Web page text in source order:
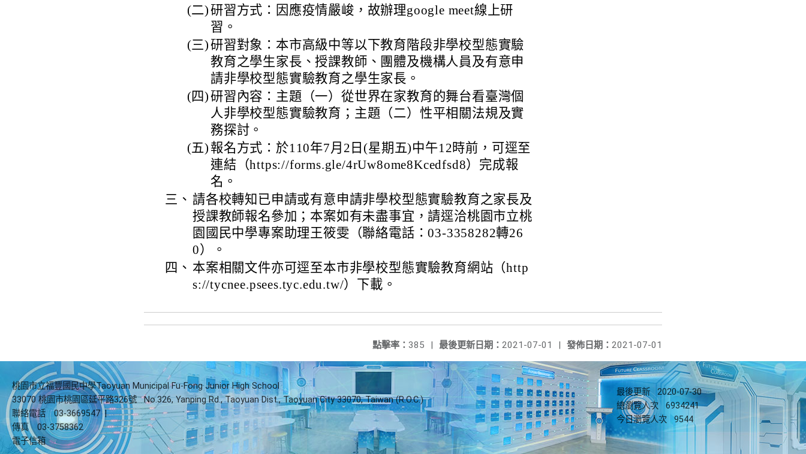
(二)研習方式：因應疫情嚴峻，故辦理google meet線上研
習。
(三)研習對象：本市高級中等以下教育階段非學校型態實驗
教育之學生家長、授課教師、團體及機構人員及有意申
請非學校型態實驗教育之學生家長。
(四)研習內容：主題（一）從世界在家教育的舞台看臺灣個
人非學校型態實驗教育；主題（二）性平相關法規及實
務探討。
(五) 報名方式：於110年7月2日(星期五)中午12時前，可逕至
連結（https://forms.gle/4rUw8ome8Kcedfsd8）完成報
名。
三、 請各校轉知已申請或有意申請非學校型態實驗教育之家長及
授課教師報名參加；本案如有未盡事宜，請逕洽桃園市立桃
園國民中學專案助理王筱雯（聯絡電話：03-3358282轉26
0）。
四、 本案相關文件亦可逕至本市非學校型態實驗教育網站（http
s://tycnee.psees.tyc.edu.tw/）下載。
發佈日期： 2021-07-01
最後更新日期： 2021-07-01 |
點擊率： 385 |
桃園市立福豐國民中學Taoyuan Municipal Fu-Fong Junior High School
33070 桃園市桃園區延平路326號
No.326, Yanping Rd., Taoyuan Dist., Taoyuan City 33070, Taiwan (R.O.C.)
聯絡電話
03-3669547 |
傳真
03-3758362
電子信箱
最後更新
2020-07-30
總瀏覽人次
6934241
今日瀏覽人次
9544